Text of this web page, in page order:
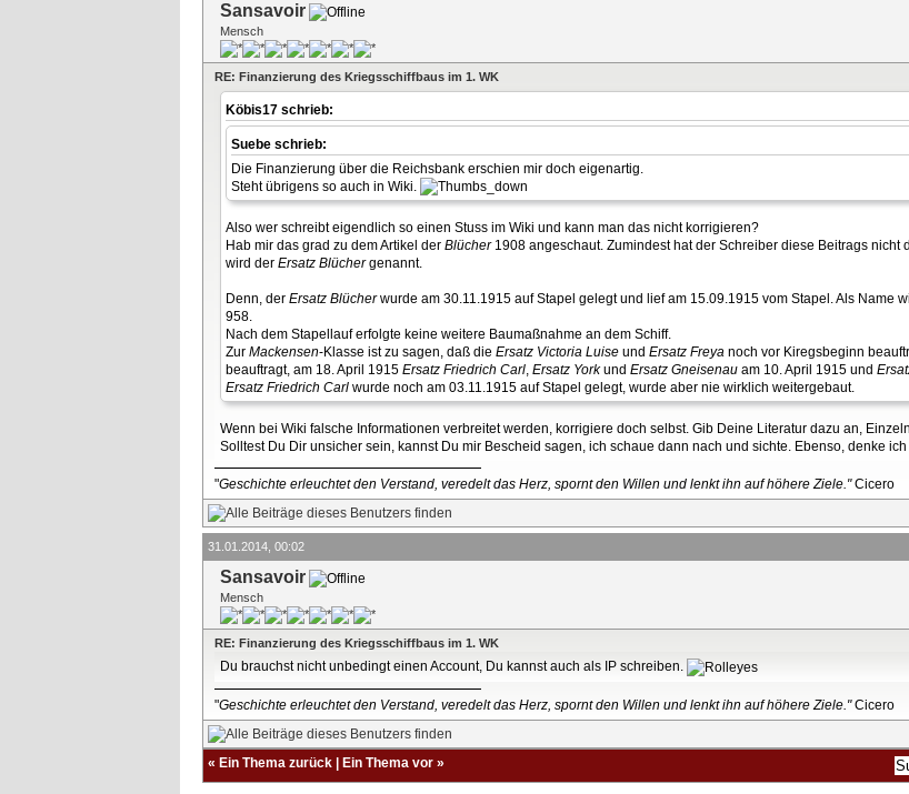
Sansavoir
Mensch
RE: Finanzierung des Kriegsschiffbaus im 1. WK
Köbis17 schrieb:
Suebe schrieb:
Die Finanzierung über die Reichsbank erschien mir doch eigenartig.
Steht übrigens so auch in Wiki.
Also wer schreibt eigendlich so einen Stuss im Wiki und kann man das nicht korrigieren?
Hab mir das grad zu dem Artikel der Blücher1908 angeschaut. Zumindest hat der Schreiber diese Beitrags nicht
wird der Ersatz Blüchergenannt.
Denn, der Ersatz Blücherwurde am 30.11.1915 auf Stapel gelegt und lief am 15.09.1915 vom Stapel. Als Name
958.
Nach dem Stapellauf erfolgte keine weitere Baumaßnahme an dem Schiff.
Zur Mackensen-Klasse ist zu sagen, daß die Ersatz Victoria Luise und Ersatz Freya noch vor Kiregsbeginn
beauftragt, am 18. April 1915 Ersatz Friedrich Carl, Ersatz Yorkund Ersatz Gneisenau am 10. April 1915 und
Ersatz Friedrich Carl wurde noch am 03.11.1915 auf Stapel gelegt, wurde aber nie wirklich weitergebaut.
Wenn bei Wiki falsche Informationen verbreitet werden, korrigiere doch selbst. Gib Deine Literatur dazu an,
Solltest Du Dir unsicher sein, kannst Du mir Bescheid sagen, ich schaue dann nach und sichte. Ebenso, denke
"Geschichte erleuchtet den Verstand, veredelt das Herz, spornt den Willen und lenkt ihn auf höhere Ziele."Cicero
31.01.2014, 00:02
Sansavoir
Mensch
RE: Finanzierung des Kriegsschiffbaus im 1. WK
Du brauchst nicht unbedingt einen Account, Du kannst auch als IP schreiben.
"Geschichte erleuchtet den Verstand, veredelt das Herz, spornt den Willen und lenkt ihn auf höhere Ziele."Cicero
« Ein Thema zurück Ein Thema vor »